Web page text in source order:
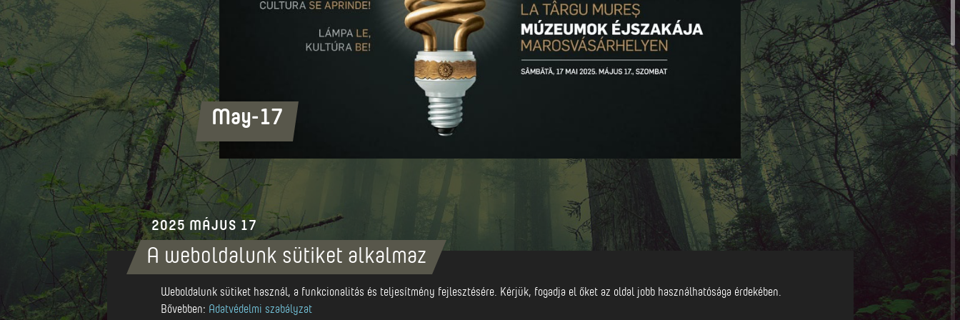
May-17
2025 MÁJUS 17
Kultúrpalota, Marosvásárhely
A weboldalunk sütiket alkalmaz
Weboldalunk sütiket használ, a funkcionalitás és teljesítmény fejlesztésére. Kérjük, fogadja el őket az oldal jobb használhatósága érdekében.
Bővebben: Adatvédelmi szabályzat